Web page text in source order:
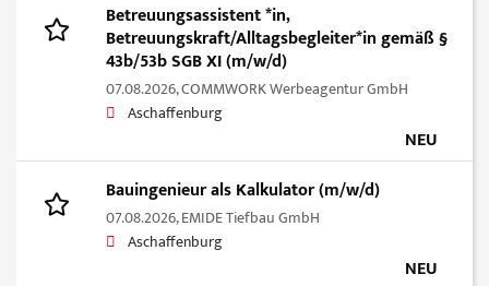
Betreuungsassistent *in,
Betreuungskraft/Alltagsbegleiter*in gemäß §
43b/53b SGB XI (m/w/d)
07.08.2026,COMMWORK Werbeagentur GmbH
Aschaffenburg
NEU
Bauingenieur als Kalkulator (m/w/d)
07.08.2026,EMIDE Tiefbau GmbH
Aschaffenburg
NEU